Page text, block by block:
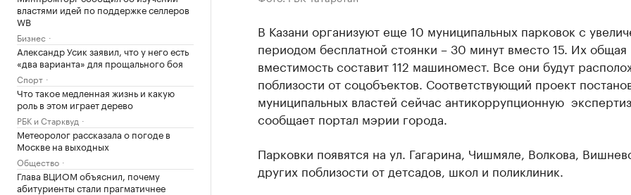
властями идей по поддержке селлеров
WB
Бизнес
Александр Усик заявил, что у него есть
«два варианта» для прощального боя
Спорт
Что такое медленная жизнь и какую
роль в этом играет дерево
РБК и Старквуд
Метеоролог рассказала о погоде в
Москве на выходных
Общество
Глава ВЦИОМ объяснил, почему
абитуриенты стали прагматичнее
В Казани организуют еще 10 муниципальных парковок с
периодом бесплатной стоянки – 30 минут вместо 15. Их общая
вместимость составит 112 машиномест. Все они будут
поблизости от соцобъектов. Соответствующий проект
муниципальных властей сейчас антикоррупционную
сообщает портал мэрии города.
Парковки появятся на ул. Гагарина, Чишмяле, Волкова,
других поблизости от детсадов, школ и поликлиник.